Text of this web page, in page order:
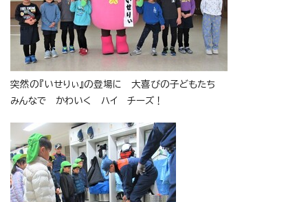
突然の『いせりぃ』の登場に 大喜びの子どもたち
みんなで かわいく ハイ チーズ！